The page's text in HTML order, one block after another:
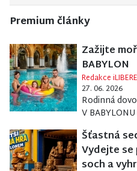
Premium články
Zažijte
BABYLON
Redakce
27. 06. 2026
Rodinná
V
Šťastná
Vydejte
soch a